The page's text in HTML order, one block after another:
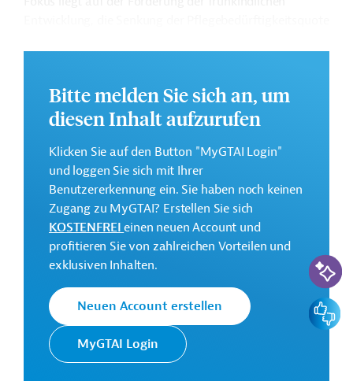
Weitere Informationen zu dem Entwicklungsprojekt
finden Sie auf derWebseite der IDB
.
GTAI informiert über die IDB: Schwerpunkte, Regularien
und praktische Hinweise zur Geschäftsanbahnung.
Gesamtkosten:
500 Millionen US-Dollar
Geberbeitrag:
500 Millionen US-Dollar (Darlehen)
Kontaktadresse
Bitte melden Sie sich an, um
diesen Inhalt aufzurufen
Klicken Sie auf den Button "MyGTAI Login"
und loggen Sie sich mit Ihrer
Benutzererkennung ein. Sie haben noch keinen
Zugang zu MyGTAI? Erstellen Sie sich
KOSTENFREIeinen neuen Account und
profitieren Sie von zahlreichen Vorteilen und
exklusiven Inhalten.
Neuen Account erstellen
MyGTAI Login
KI-